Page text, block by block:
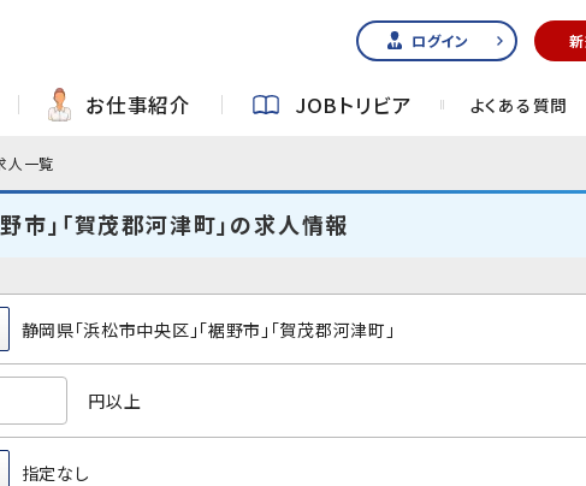
ログイン
お仕事紹介 JOBトリビア よくある質問
人一覧
市」「賀茂郡河津町」の求人情報
静岡県「浜松市中央区」「裾野市」「賀茂郡河津町」
円以上
指定なし